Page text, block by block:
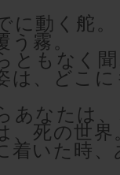
に動く舵。
う霧。
ともなく
は、どこ
あなたは
、死の世界
着いた時